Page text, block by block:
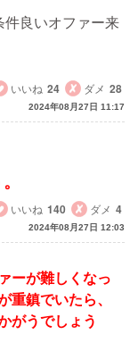
件良いオファー来
いいね 24 ダメ 28
2024年08月27日 11:17
いいね 140 ダメ 4
2024年08月27日 12:03
ーが難しくなっ
重鎮でいたら、
がうでしょう